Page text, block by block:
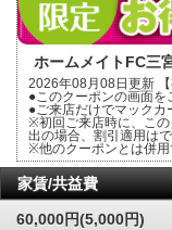
ホームメイトFC三
2026年08月08日更新
●このクーポンの画面を
●ご来店だけでマックカ
※初回ご来店時に、こ
出の場合、割引適用はで
※他のクーポンとは併用
家賃/共益費
60,000円(5,000円)